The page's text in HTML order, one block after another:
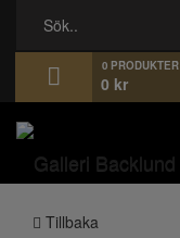
0 PRODUKTER
0 kr
Tillbaka